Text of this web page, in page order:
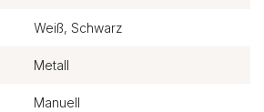
Weiß, Schwarz
Metall
Manuell